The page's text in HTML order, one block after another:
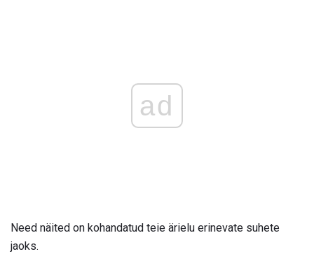
ad
Need näited on kohandatud teie ärielu erinevate suhete
jaoks.